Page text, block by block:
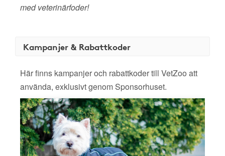
med veterinärfoder!
Kampanjer & Rabattkoder
Här finns kampanjer och rabattkoder till VetZoo att
använda, exklusivt genom Sponsorhuset.